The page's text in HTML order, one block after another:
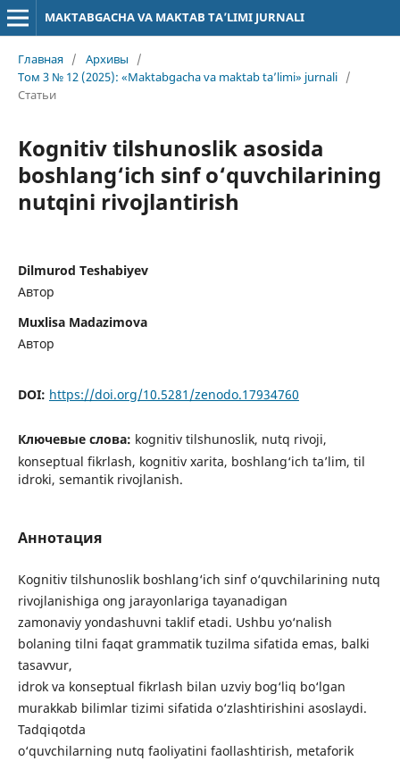
MAKTABGACHA VA MAKTAB TA’LIMI JURNALI
Главная / Архивы
/
Том 3 № 12 (2025): «Maktabgacha va maktab ta’limi» jurnali /
Статьи
Kognitiv tilshunoslik asosida
boshlang‘ich sinf o‘quvchilarining
nutqini rivojlantirish
Dilmurod Teshabiyev
Автор
Muxlisa Madazimova
Автор
DOI: https://doi.org/10.5281/zenodo.17934760
Ключевые слова: kognitiv tilshunoslik, nutq rivoji,
konseptual fikrlash, kognitiv xarita, boshlang‘ich ta’lim, til
idroki, semantik rivojlanish.
Аннотация
Kognitiv tilshunoslik boshlang‘ich sinf o‘quvchilarining nutq
rivojlanishiga ong jarayonlariga tayanadigan
zamonaviy yondashuvni taklif etadi. Ushbu yo‘nalish
bolaning tilni faqat grammatik tuzilma sifatida emas, balki
tasavvur,
idrok va konseptual fikrlash bilan uzviy bog‘liq bo‘lgan
murakkab bilimlar tizimi sifatida o‘zlashtirishini asoslaydi.
Tadqiqotda
o‘quvchilarning nutq faoliyatini faollashtirish, metaforik